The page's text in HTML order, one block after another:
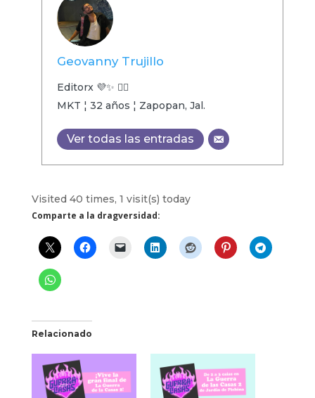
Geovanny Trujillo
Editorx 💜✨ 🏳️‍🌈
MKT ¦ 32 años ¦ Zapopan, Jal.
Ver todas las entradas
Visited 40 times, 1 visit(s) today
Comparte a la dragversidad:
Relacionado